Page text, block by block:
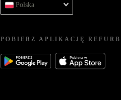
Polska
POBIERZ APLIKACJĘ